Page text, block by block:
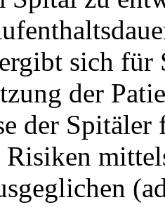
sich für
der
der